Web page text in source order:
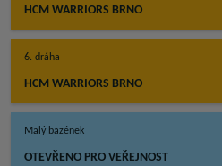
HCM WARRIORS BRNO
6. dráha
HCM WARRIORS BRNO
Malý bazének
OTEVŘENO PRO VEŘEJNOST